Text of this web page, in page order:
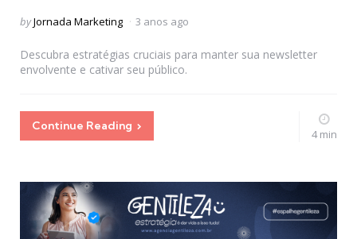
Posted
byJornada Marketing 3 anos ago
Descubra estratégias cruciais para manter sua newsletter
envolvente e cativar seu público.
Continue Reading
4 min